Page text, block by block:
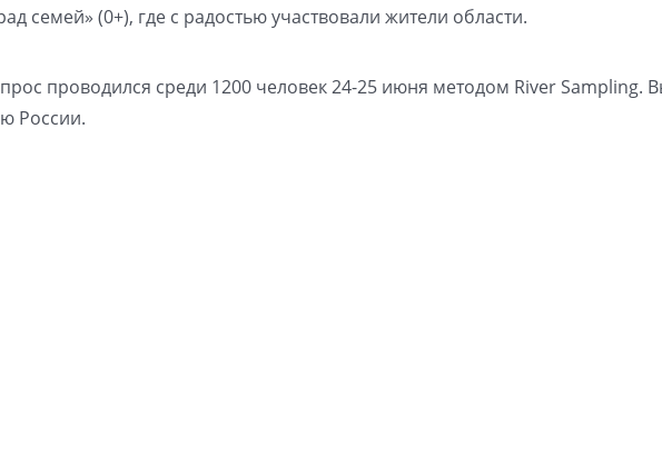
семей» (0+), где с радостью участвовали жители области.
проводился среди 1200 человек 24-25 июня методом River Sampling.
России.